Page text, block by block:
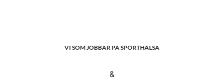
VI SOM JOBBAR PÅ SPORTHÄLSA
&